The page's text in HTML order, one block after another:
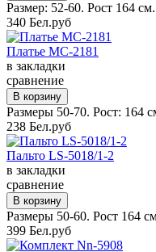
Размер: 52-60. Рост 164
340 Бел.руб
Платье MC-2181
в закладки
сравнение
Размеры 50-70. Рост: 164
238 Бел.руб
Пальто LS-5018/1-2
в закладки
сравнение
Размеры 50-60. Рост 164
399 Бел.руб